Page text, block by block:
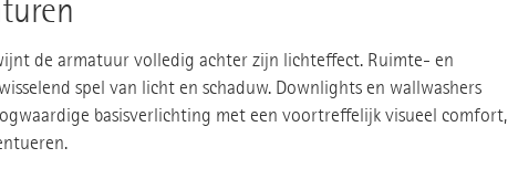
de armatuur volledig achter zijn lichteffect. Ruimte- en
spel van licht en schaduw. Downlights en wallwashers
basisverlichting met een voortreffelijk visueel comfort,